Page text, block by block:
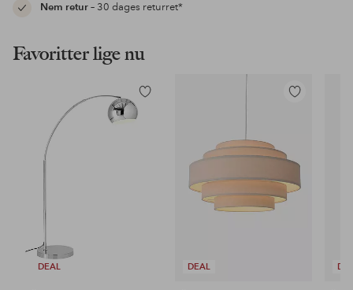
Nem retur– 30 dages returret*
Favoritter lige nu
DEAL
Tilføj
til
DEAL
Tilføj